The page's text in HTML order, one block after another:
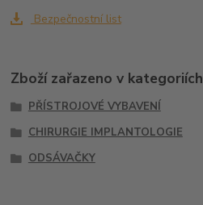
Bezpečnostní list
Zboží zařazeno v kategoriích
PŘÍSTROJOVÉ VYBAVENÍ
CHIRURGIE IMPLANTOLOGIE
ODSÁVAČKY